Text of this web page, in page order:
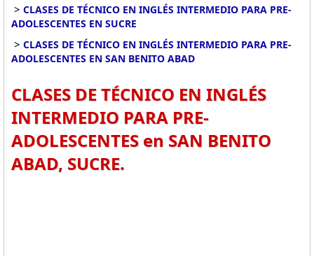
> CLASES DE TÉCNICO EN INGLÉS INTERMEDIO PARA PRE-
ADOLESCENTES EN SUCRE
> CLASES DE TÉCNICO EN INGLÉS INTERMEDIO PARA PRE-
ADOLESCENTES EN SAN BENITO ABAD
CLASES DE TÉCNICO EN INGLÉS
INTERMEDIO PARA PRE-
ADOLESCENTES en SAN BENITO
ABAD, SUCRE.